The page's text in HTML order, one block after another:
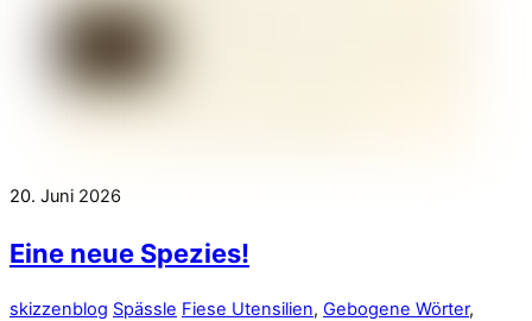
20. Juni 2026
Eine neue Spezies!
skizzenblog Spässle Fiese Utensilien, Gebogene Wörter,